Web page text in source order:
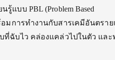
แบบ PBL (Problem Based
อมการทำงานกับสารเคมีอันตรา
ที่ฉับไว คล่องแคล่วไปในตัว แล